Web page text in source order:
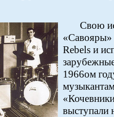
Свою
«Савояры»
Rebels и
1966ом
выступали